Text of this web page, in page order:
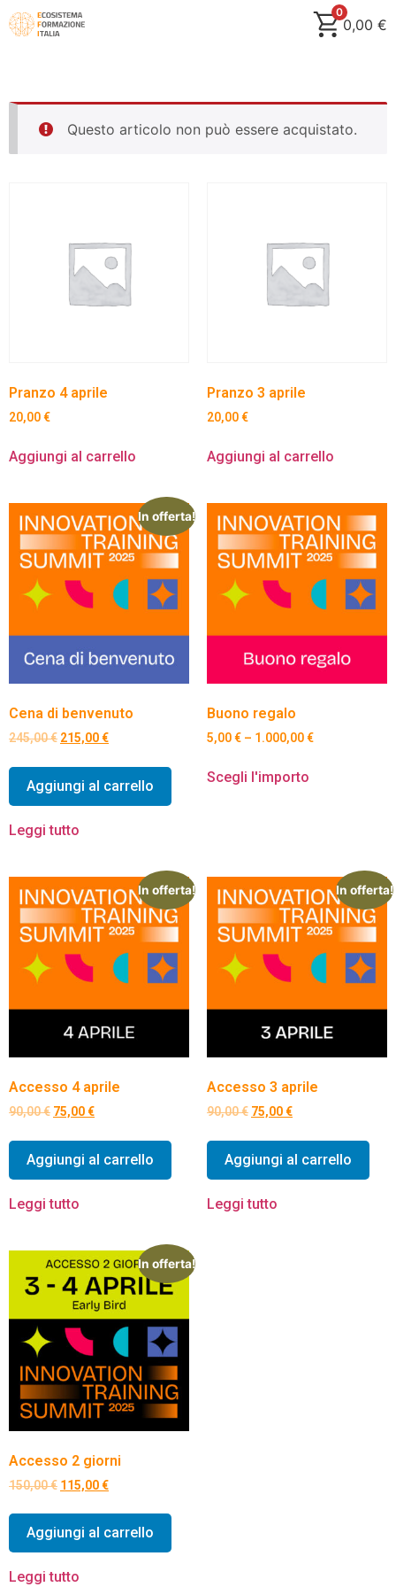
0
0,00 €
Questo articolo non può essere acquistato.
Pranzo 4 aprile
20,00€
Aggiungi al carrello
Pranzo 3 aprile
20,00€
Aggiungi al carrello
In offerta!
Cena di benvenuto
245,00€ 215,00€
Aggiungi al carrello
Leggi tutto
Buono regalo
5,00€ – 1.000,00€
Scegli l'importo
In offerta!
Accesso 4 aprile
90,00€ 75,00€
Aggiungi al carrello
Leggi tutto
In offerta!
Accesso 3 aprile
90,00€ 75,00€
Aggiungi al carrello
Leggi tutto
In offerta!
Accesso 2 giorni
150,00€ 115,00€
Aggiungi al carrello
Leggi tutto